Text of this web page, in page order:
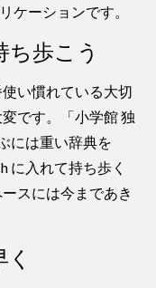
ケーションです。
歩こう
い慣れている大切
です。「小学館 独
には重い辞典を
に入れて持ち歩く
スには今まであき